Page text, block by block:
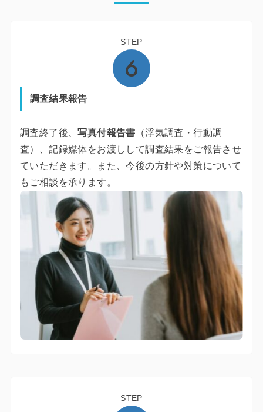
STEP
調査結果報告
調査終了後、写真付報告書 （浮気調査・行動調
査）、記録媒体をお渡しして調査結果をご報告させ
ていただきます。また、今後の方針や対策について
もご相談を承ります。
STEP